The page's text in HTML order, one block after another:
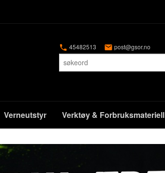
45482513 post@gsor.no
Verneutstyr Verktøy & Forbruksmateriell